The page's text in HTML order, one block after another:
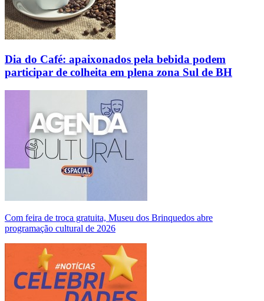
Dia do Café: apaixonados pela bebida podem
participar de colheita em plena zona Sul de BH
Com feira de troca gratuita, Museu dos Brinquedos abre
programação cultural de 2026